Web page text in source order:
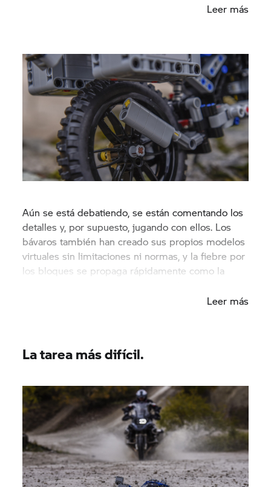
Leer más
Aún se está debatiendo, se están comentando los
detalles y, por supuesto, jugando con ellos. Los
bávaros también han creado sus propios modelos
virtuales sin limitaciones ni normas, y la fiebre por
los bloques se propaga rápidamente como la
Leer más
La tarea más difícil.